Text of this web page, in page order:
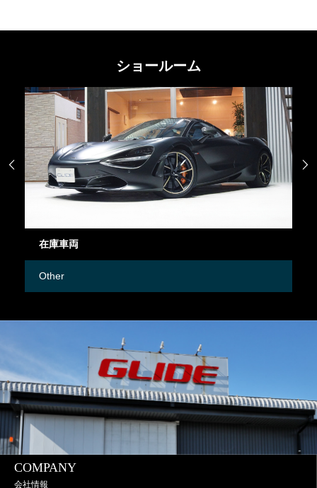
ショールーム
在庫車両
Other
 
COMPANY
会社情報